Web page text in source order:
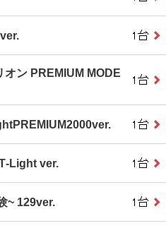
オン PREMIUM MODE
ver.
~ 129ver.